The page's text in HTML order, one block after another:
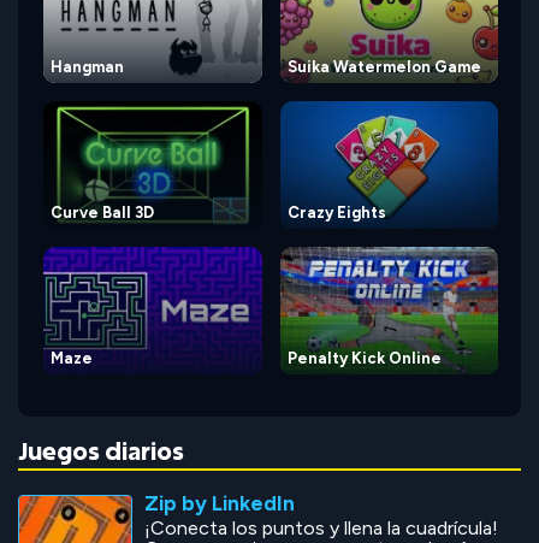
Hangman Suika Watermelon Game
Curve Ball 3D Crazy Eights
Maze Penalty Kick Online
Juegos diarios
Zip by LinkedIn
¡Conecta los puntos y llena la cuadrícula!